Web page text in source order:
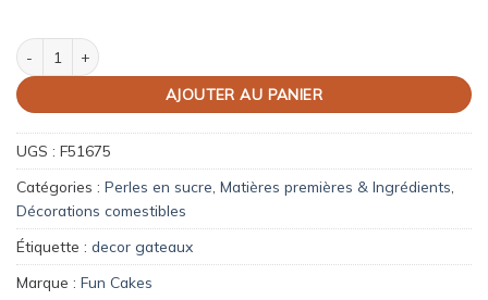
quantité de Perles en sucre argentées 4 mm – 80 g
AJOUTER AU PANIER
UGS : F51675
Catégories : Perles en sucre, Matières premières & Ingrédients,
Décorations comestibles
Étiquette : decor gateaux
Marque : Fun Cakes